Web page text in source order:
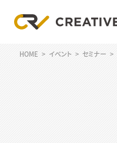
HOME イベント セミナー